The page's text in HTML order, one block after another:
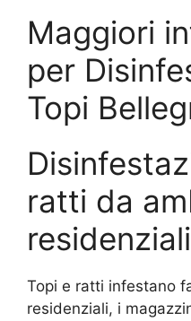
Maggiori
per
Topi
ratti da
Topi e ratti infestano
residenziali, i